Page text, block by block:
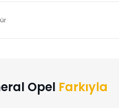
Opel Farkıyla